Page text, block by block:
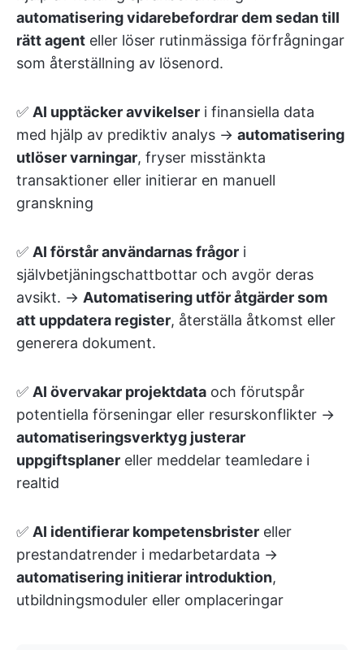
automatisering vidarebefordrar dem sedan till
rätt agent eller löser rutinmässiga förfrågningar
som återställning av lösenord.
✅ AI upptäcker avvikelser i finansiella data
med hjälp av prediktiv analys → automatisering
utlöser varningar, fryser misstänkta
transaktioner eller initierar en manuell
granskning
✅ AI förstår användarnas frågor i
självbetjäningschattbottar och avgör deras
avsikt. → Automatisering utför åtgärder som
att uppdatera register, återställa åtkomst eller
generera dokument.
✅ AI övervakar projektdata och förutspår
potentiella förseningar eller resurskonflikter →
automatiseringsverktyg justerar
uppgiftsplaner eller meddelar teamledare i
realtid
✅ AI identifierar kompetensbrister eller
prestandatrender i medarbetardata →
automatisering initierar introduktion,
utbildningsmoduler eller omplaceringar